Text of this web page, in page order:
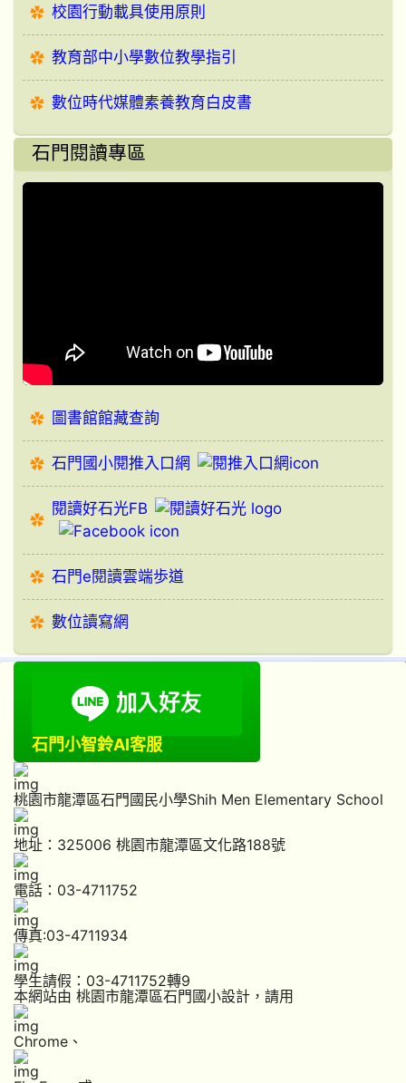
校園行動載具使用原則
教育部中小學數位教學指引
數位時代媒體素養教育白皮書
石門閱讀專區
圖書館館藏查詢
石門國小閱推入口網
閱讀好石光FB
石門e閱讀雲端歩道
數位讀寫網
石門小智鈴AI客服
桃園市龍潭區石門國民小學Shih Men Elementary School
地址：325006 桃園市龍潭區文化路188號
電話：03-4711752
傳真:03-4711934
學生請假：03-4711752轉9
本網站由 桃園市龍潭區石門國小設計，請用
Chrome 、